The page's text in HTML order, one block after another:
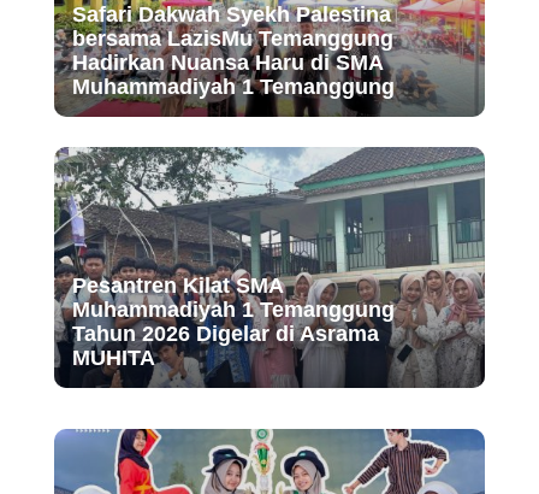
Safari Dakwah Syekh Palestina
bersama LazisMu Temanggung
Hadirkan Nuansa Haru di SMA
Muhammadiyah 1 Temanggung
Pesantren Kilat SMA
Muhammadiyah 1 Temanggung
Tahun 2026 Digelar di Asrama
MUHITA